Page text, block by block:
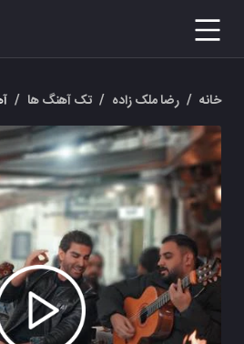
خانه / رضا ملک زاده / تک آهنگ ها /